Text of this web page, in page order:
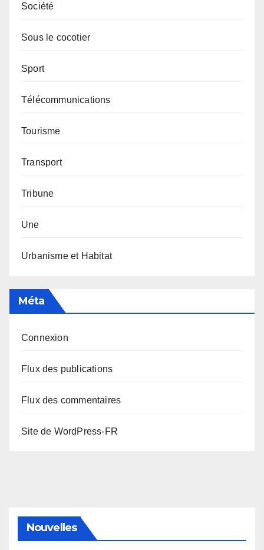
Société
Sous le cocotier
Sport
Télécommunications
Tourisme
Transport
Tribune
Une
Urbanisme et Habitat
Méta
Connexion
Flux des publications
Flux des commentaires
Site de WordPress-FR
Nouvelles